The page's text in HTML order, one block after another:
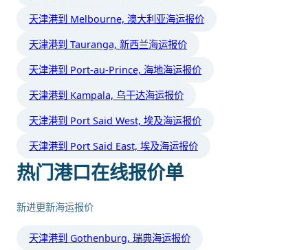
天津港到 Melbourne, 澳大利亚海运报价
天津港到 Tauranga, 新西兰海运报价
天津港到 Port-au-Prince, 海地海运报价
天津港到 Kampala, 乌干达海运报价
天津港到 Port Said West, 埃及海运报价
天津港到 Port Said East, 埃及海运报价
热门港口在线报价单
新进更新海运报价
天津港到 Gothenburg, 瑞典海运报价